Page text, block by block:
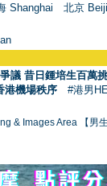
Shanghai
北京
議 昔日鍾培生百萬
港機場秩序 #港男
& Images Area 【男